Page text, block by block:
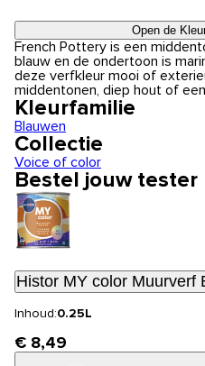
Open de
French Pottery is een
blauw en de ondertoon is
deze verfkleur mooi of
middentonen, diep hout of
Kleurfamilie
Blauwen
Collectie
Voice of color
Bestel jouw tester
Histor MY color Muurverf
Inhoud:0.25L
€ 8,49